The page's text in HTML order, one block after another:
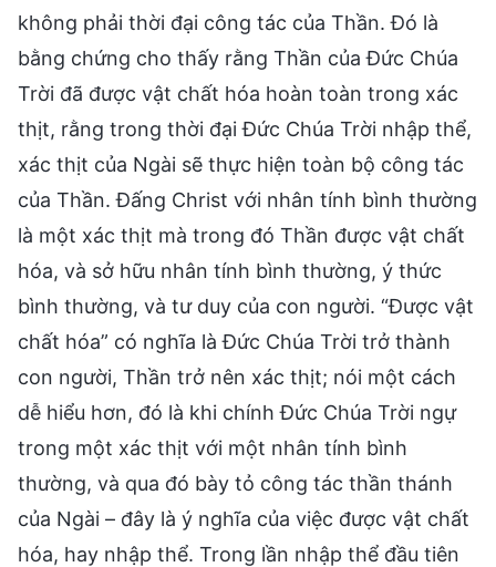
không phải thời đại công tác của Thần. Đó là
bằng chứng cho thấy rằng Thần của Đức Chúa
Trời đã được vật chất hóa hoàn toàn trong xác
thịt, rằng trong thời đại Đức Chúa Trời nhập thể,
xác thịt của Ngài sẽ thực hiện toàn bộ công tác
của Thần. Đấng Christ với nhân tính bình thường
là một xác thịt mà trong đó Thần được vật chất
hóa, và sở hữu nhân tính bình thường, ý thức
bình thường, và tư duy của con người. “Được vật
chất hóa” có nghĩa là Đức Chúa Trời trở thành
con người, Thần trở nên xác thịt; nói một cách
dễ hiểu hơn, đó là khi chính Đức Chúa Trời ngự
trong một xác thịt với một nhân tính bình
thường, và qua đó bày tỏ công tác thần thánh
của Ngài – đây là ý nghĩa của việc được vật chất
hóa, hay nhập thể. Trong lần nhập thể đầu tiên